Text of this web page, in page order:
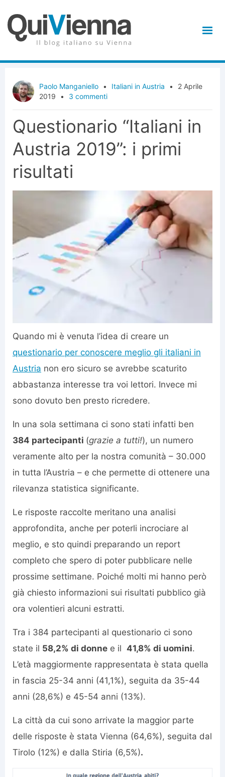
Paolo Manganiello • Italiani in Austria •
2 Aprile
2019
• 3 commenti
Questionario “Italiani in
Austria 2019”: i primi
risultati
Quando mi è venuta l’idea di creare un
questionario per conoscere meglio gli italiani in
Austria non ero sicuro se avrebbe scaturito
abbastanza interesse tra voi lettori. Invece mi
sono dovuto ben presto ricredere.
In una sola settimana ci sono stati infatti ben
384 partecipanti (grazie a tutti!), un numero
veramente alto per la nostra comunità – 30.000
in tutta l’Austria – e che permette di ottenere una
rilevanza statistica significante.
Le risposte raccolte meritano una analisi
approfondita, anche per poterli incrociare al
meglio, e sto quindi preparando un report
completo che spero di poter pubblicare nelle
prossime settimane. Poiché molti mi hanno però
già chiesto informazioni sui risultati pubblico già
ora volentieri alcuni estratti.
Tra i 384 partecipanti al questionario ci sono
state il 58,2% di donne e il 41,8% di uomini.
L’età maggiormente rappresentata è stata quella
in fascia 25-34 anni (41,1%), seguita da 35-44
anni (28,6%) e 45-54 anni (13%).
La città da cui sono arrivate la maggior parte
delle risposte è stata Vienna (64,6%), seguita dal
Tirolo (12%) e dalla Stiria (6,5%).